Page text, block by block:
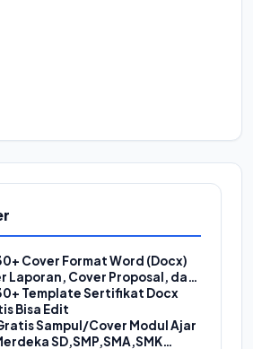
Cover Format Word (Docx)
Laporan, Cover Proposal, dan
Bisa Edit
Sampul/Cover Modul Ajar
SD,SMP,SMA,SMK